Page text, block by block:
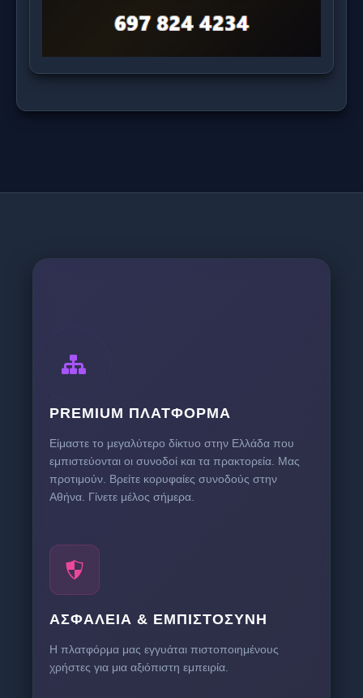
PREMIUM ΠΛΑΤΦΌΡΜΑ
Είμαστε το μεγαλύτερο δίκτυο στην Ελλάδα που
εμπιστεύονται οι συνοδοί και τα πρακτορεία. Μας
προτιμούν. Βρείτε κορυφαίες συνοδούς στην
Αθήνα. Γίνετε μέλος σήμερα.
ΑΣΦΆΛΕΙΑ & ΕΜΠΙΣΤΟΣΎΝΗ
Η πλατφόρμα μας εγγυάται πιστοποιημένους
χρήστες για μια αξιόπιστη εμπειρία.